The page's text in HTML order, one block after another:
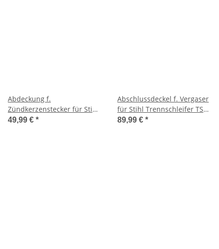
Abdeckung f.
Zündkerzenstecker für Stihl
Trennschleifer TS 440-A
49,99 € *
Abschlussdeckel f. Vergaser
für Stihl Trennschleifer TS
440-A
89,99 € *